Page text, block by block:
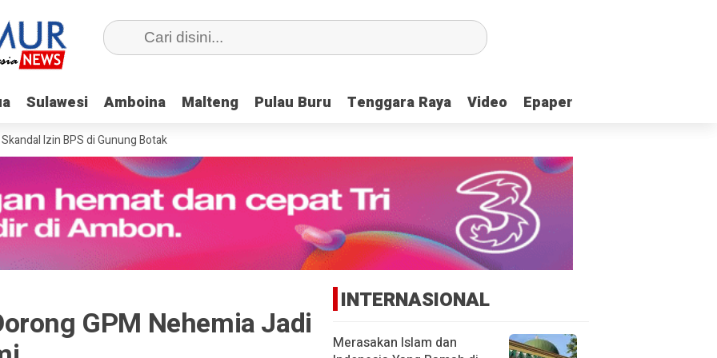
Sulawesi Amboina Malteng Pulau Buru Tenggara Raya Video Epaper
Sulawesi Amboina Malteng Pulau Buru Tenggara Raya Video Epaper
Izin BPS di Gunung Botak
GPM Nehemia Jadi
INTERNASIONAL
Merasakan Islam dan